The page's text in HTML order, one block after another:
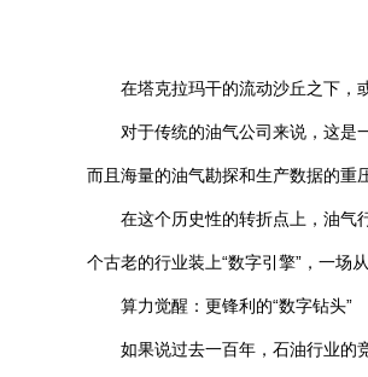
在塔克拉玛干的流动沙丘之下，
对于传统的油气公司来说，这是
而且海量的油气勘探和生产数据的重
在这个历史性的转折点上，油气
个古老的行业装上“数字引擎”，一场
算力觉醒：更锋利的“数字钻头”
如果说过去一百年，石油行业的